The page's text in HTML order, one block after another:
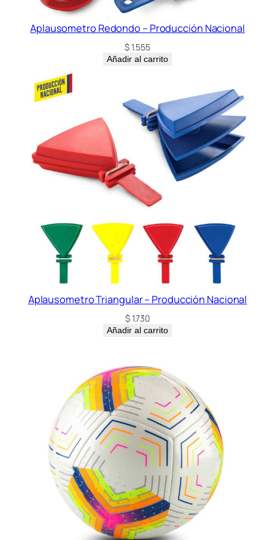
Aplausometro Redondo – Producción Nacional
$1.555
Añadir al carrito
Aplausometro Triangular – Producción Nacional
$1.730
Añadir al carrito